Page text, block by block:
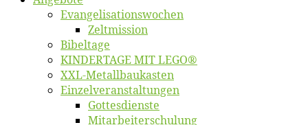
Evangelisa­tions­wo­chen
Zelt­mis­si­on
Bi­bel­ta­ge
KINDERTAGE MIT LEGO®
XXL-Me­­tal­l­­bau­­kas­­ten
Einzelver­an­stal­tungen
Got­tes­diens­te
Mitarbeiter­schulung